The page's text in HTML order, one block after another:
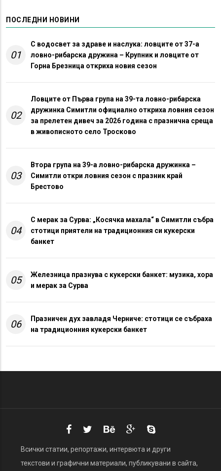
ПОСЛЕДНИ НОВИНИ
01
С водосвет за здраве и наслука: ловците от 37-а
ловно-рибарска дружина – Крупник и ловците от
Горна Брезница откриха новия сезон
02
Ловците от Първа група на 39-та ловно-рибарска
дружинка Симитли официално откриха ловния сезон
за прелетен дивеч за 2026 година с празнична среща
в живописното село Тросково
03
Втора група на 39-а ловно-рибарска дружинка –
Симитли откри ловния сезон с празник край
Брестово
04
С мерак за Сурва: „Косячка махала“ в Симитли събра
стотици приятели на традиционния си кукерски
банкет
05
Железница празнува с кукерски банкет: музика, хора
и мерак за Сурва
06
Празничен дух завладя Черниче: стотици се събраха
на традиционния кукерски банкет
Всички статии, репортажи, интервюта и други
текстови и графични материали, публикувани в сайта,